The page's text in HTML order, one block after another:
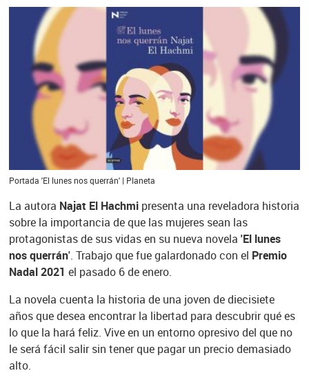
Portada 'El lunes nos querrán' | Planeta
La autora Najat El Hachmipresenta una reveladora historia
sobre la importancia de que las mujeres sean las
protagonistas de sus vidas en su nueva novela 'El lunes
nos querrán'. Trabajo que fue galardonado con el Premio
Nadal 2021 el pasado 6 de enero.
La novela cuenta la historia de una joven de diecisiete
años que desea encontrar la libertad para descubrir qué es
lo que la hará feliz. Vive en un entorno opresivo del que no
le será fácil salir sin tener que pagar un precio demasiado
alto.